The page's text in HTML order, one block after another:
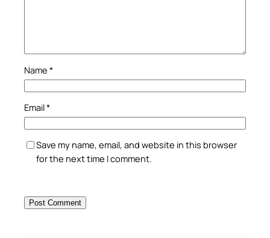
Name *
Email*
Save my name, email, and website in this browser
for the next time I comment.